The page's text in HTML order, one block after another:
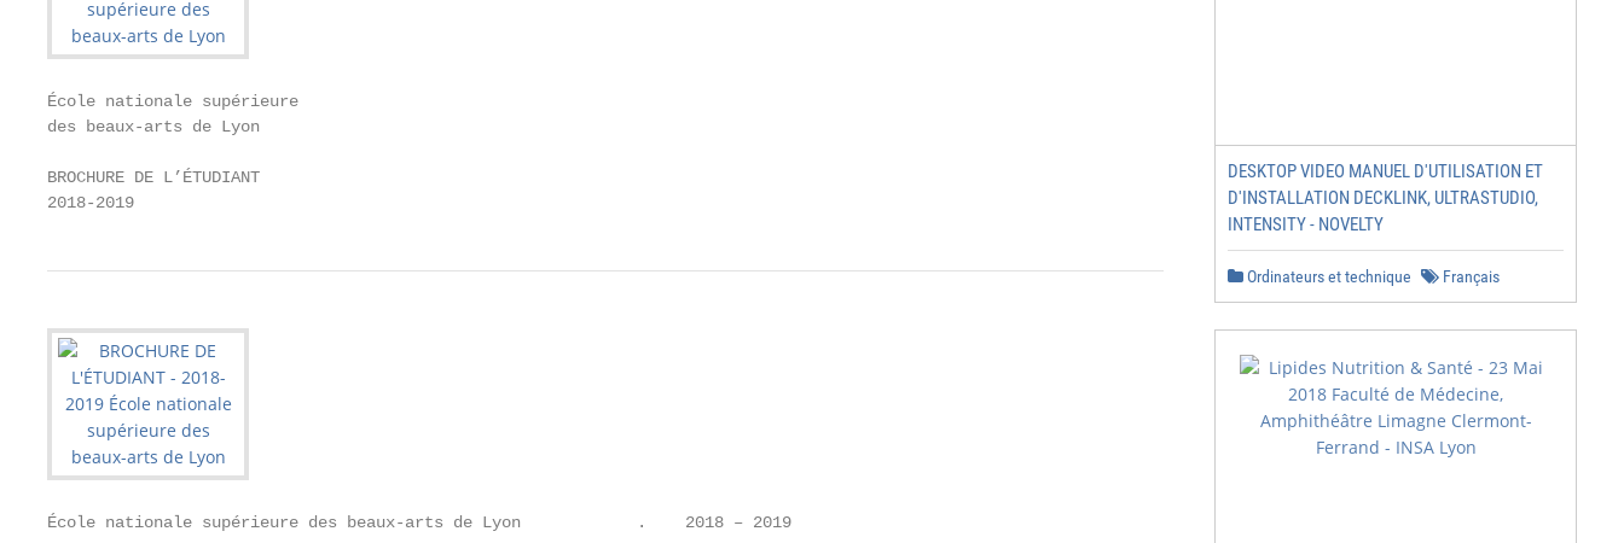
École nationale supérieure
des beaux-arts de Lyon
BROCHURE DE L’ÉTUDIANT
2018-2019
École nationale supérieure des beaux-arts de Lyon            .    2018 – 2019
DESKTOP VIDEO MANUEL D'UTILISATION ET
D'INSTALLATION DECKLINK, ULTRASTUDIO,
INTENSITY - NOVELTY
Ordinateurs et technique Français